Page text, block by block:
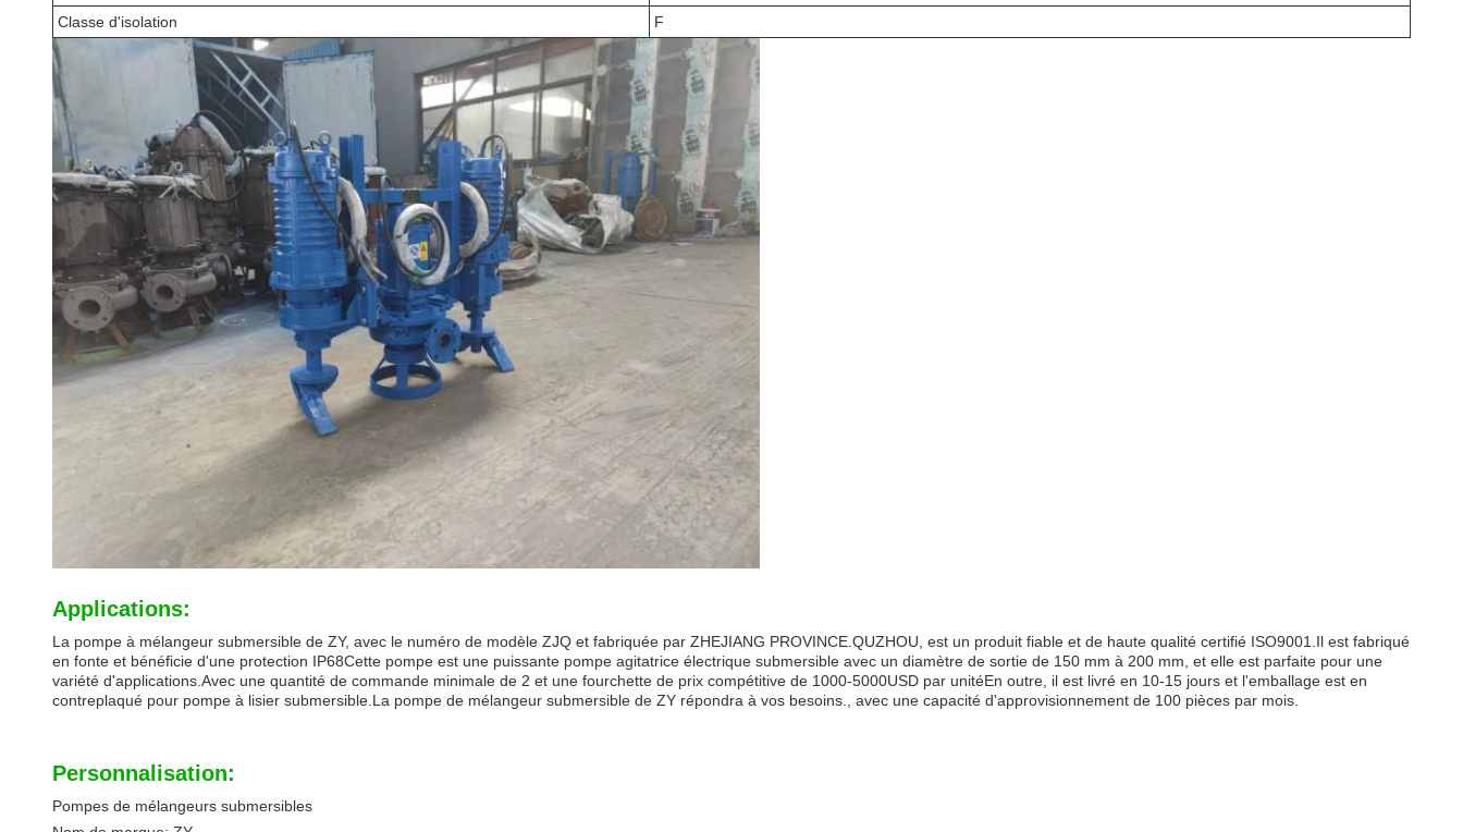
Classe d'isolation
F
Applications:
La pompe à mélangeur submersible de ZY, avec le numéro de modèle ZJQ et fabriquée par ZHEJIANG PROVINCE.QUZHOU, est un produit fiable et de haute qualité certifié ISO9001.Il est fabriqué
en fonte et bénéficie d'une protection IP68Cette pompe est une puissante pompe agitatrice électrique submersible avec un diamètre de sortie de 150 mm à 200 mm, et elle est parfaite pour une
variété d'applications.Avec une quantité de commande minimale de 2 et une fourchette de prix compétitive de 1000-5000USD par unitéEn outre, il est livré en 10-15 jours et l'emballage est en
contreplaqué pour pompe à lisier submersible.La pompe de mélangeur submersible de ZY répondra à vos besoins., avec une capacité d'approvisionnement de 100 pièces par mois.
Personnalisation:
Pompes de mélangeurs submersibles